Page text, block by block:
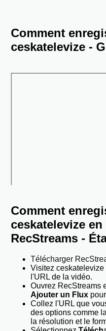
Comment
ceskatelevize -
Comment
ceskatelevize
RecStreams -
Télécharger
Visitez
l'URL de la vidéo.
Ouvrez RecStreams
Ajouter un Flux
Collez l'URL que
des options comme
la résolution et le